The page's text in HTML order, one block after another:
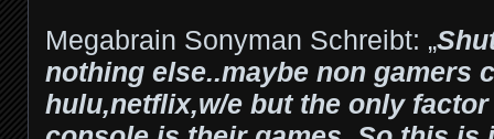
Megabrain Sonyman Schreibt: „
nothing else..maybe non gamers
hulu,netflix,w/e but the only